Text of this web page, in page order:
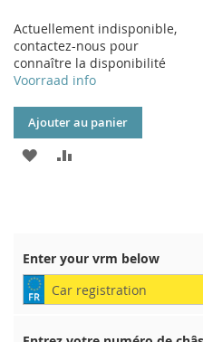
Actuellement indisponible,
contactez-nous pour
connaître la disponibilité
Voorraad info
Ajouter au panier
AJOUTER
D’ENVIE
Enter your vrm below